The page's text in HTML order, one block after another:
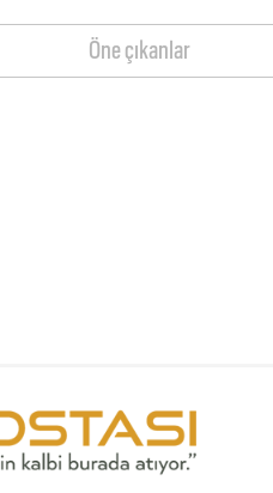
Öne çıkanlar